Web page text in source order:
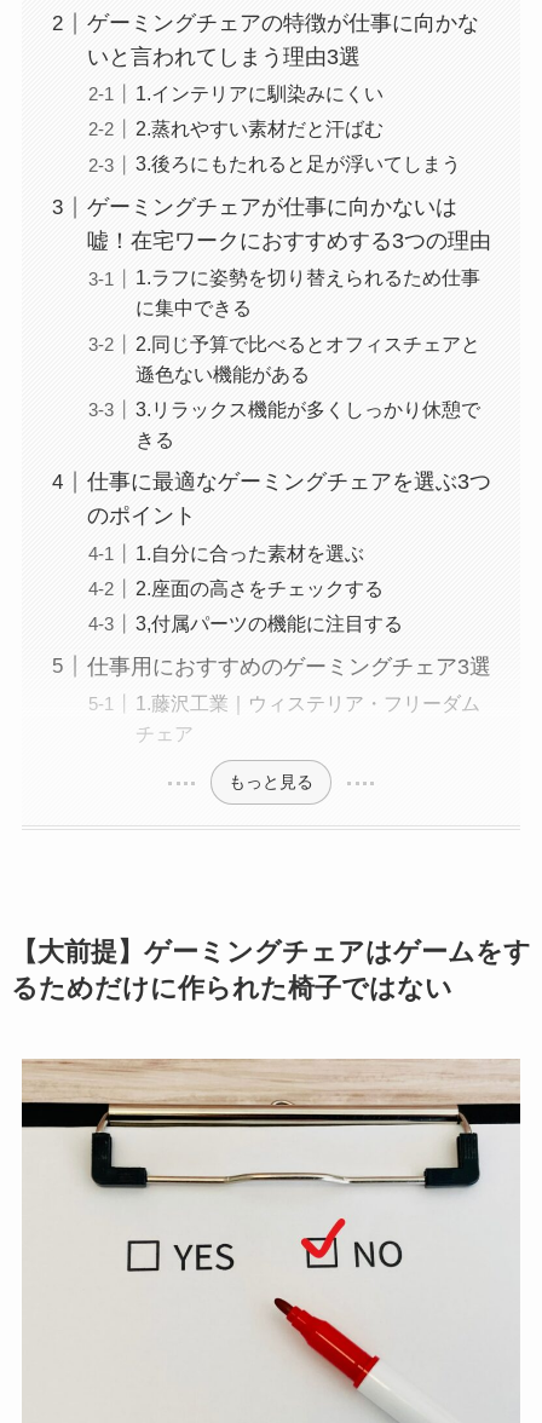
ゲーミングチェアの特徴が仕事に向かな
いと言われてしまう理由3選
1.インテリアに馴染みにくい
2.蒸れやすい素材だと汗ばむ
3.後ろにもたれると足が浮いてしまう
ゲーミングチェアが仕事に向かないは
嘘！在宅ワークにおすすめする3つの理由
1.ラフに姿勢を切り替えられるため仕事
に集中できる
2.同じ予算で比べるとオフィスチェアと
遜色ない機能がある
3.リラックス機能が多くしっかり休憩で
きる
仕事に最適なゲーミングチェアを選ぶ3つ
のポイント
1.自分に合った素材を選ぶ
2.座面の高さをチェックする
3,付属パーツの機能に注目する
仕事用におすすめのゲーミングチェア3選
1.藤沢工業｜ウィステリア・フリーダム
チェア
もっと見る
【大前提】ゲーミングチェアはゲームをす
るためだけに作られた椅子ではない